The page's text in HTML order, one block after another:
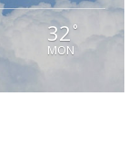
32 °
MON